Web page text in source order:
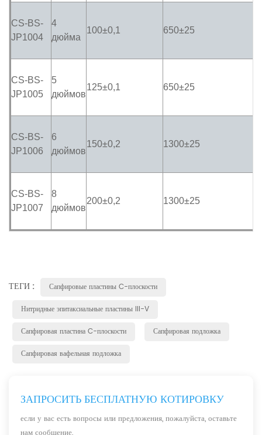
CS-BS-
JP1004
4
дюйма
100±0,1 650±25
CS-BS-
JP1005
5
дюймов
125±0,1 650±25
CS-BS-
JP1006
6
дюймов
150±0,2 1300±25
CS-BS-
JP1007
8
дюймов
200±0,2 1300±25
ТЕГИ :
Сапфировые пластины C-плоскости
Нитридные эпитаксиальные пластины III-V
Сапфировая пластина C-плоскости
Сапфировая подложка
Сапфировая вафельная подложка
ЗАПРОСИТЬ БЕСПЛАТНУЮ КОТИРОВКУ
если у вас есть вопросы или предложения, пожалуйста, оставьте